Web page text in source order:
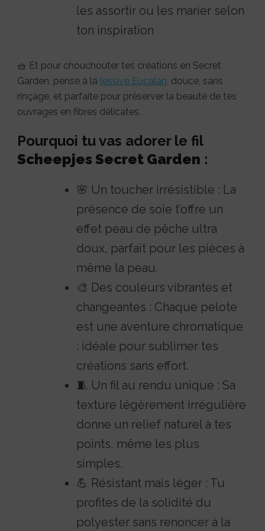
les assortir ou les marier selon
ton inspiration
🧺 Et pour chouchouter tes créations en Secret
Garden, pense à la lessive Eucalan, douce, sans
rinçage, et parfaite pour préserver la beauté de tes
ouvrages en fibres délicates.
Pourquoi tu vas adorer le fil
Scheepjes Secret Garden :
🌸 Un toucher irrésistible : La
présence de soie t’offre un
effet peau de pêche ultra
doux, parfait pour les pièces à
même la peau.
🎨 Des couleurs vibrantes et
changeantes : Chaque pelote
est une aventure chromatique
: idéale pour sublimer tes
créations sans effort.
🧵 Un fil au rendu unique : Sa
texture légèrement irrégulière
donne un relief naturel à tes
points, même les plus
simples.
💪 Résistant mais léger : Tu
profites de la solidité du
polyester sans renoncer à la